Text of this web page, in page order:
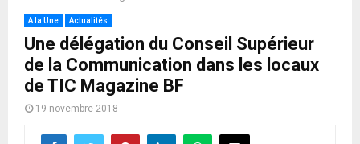
A la Une Actualités
Une délégation du Conseil Supérieur
de la Communication dans les locaux
de TIC Magazine BF
19 novembre 2018